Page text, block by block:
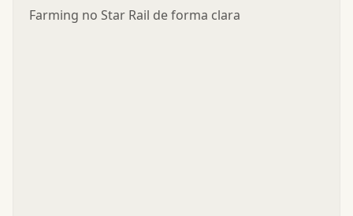
Farming no Star Rail de forma clara